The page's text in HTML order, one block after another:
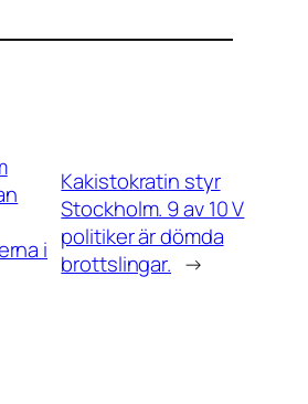
i
Kakistokratin styr
Stockholm. 9 av 10 V
politiker är dömda
brottslingar. →